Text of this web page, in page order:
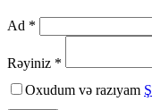
Ad *
Rəyiniz *
Oxudum və razıyam